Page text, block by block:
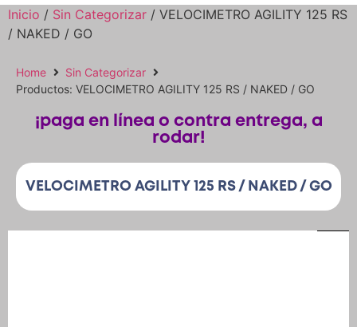
Bicicletas
Patines
Inicio / Sin Categorizar / VELOCIMETRO AGILITY 125 RS
/ NAKED / GO
Home
Sin Categorizar
Productos: VELOCIMETRO AGILITY 125 RS / NAKED / GO
¡paga en línea o contra entrega, a
rodar!
VELOCIMETRO AGILITY 125 RS / NAKED / GO